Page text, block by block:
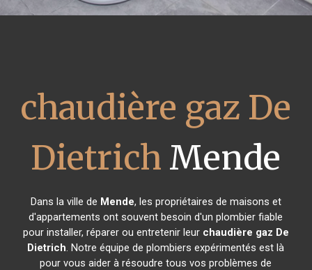
chaudière gaz De
Dietrich Mende
Dans la ville de Mende, les propriétaires de maisons et
d'appartements ont souvent besoin d'un plombier fiable
pour installer, réparer ou entretenir leur chaudière gaz De
Dietrich. Notre équipe de plombiers expérimentés est là
pour vous aider à résoudre tous vos problèmes de